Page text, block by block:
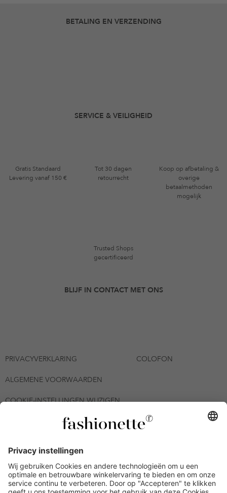
BETALING EN VERZENDING
SERVICE & VEILIGHEID
Gratis Standaard
Levering vanaf 150 €
Tot 30 dagen
retourrecht
Koop op afbetaling &
overige
betaalmethoden
mogelijk
Trusted Shops
gecertificeerd
BLIJF IN CONTACT MET ONS
PRIVACYVERKLARING COLOFON
ALGEMENE VOORWAARDEN
COOKIE-INSTELLINGEN WIJZIGEN
© 2026 - fashionette Plattform GmbH
*De kortingsbon is tot en met 12-08-2026 meerdere keren
inwisselbaar op alle artikelen op de pagina
fashionette.nl/selected-styles. De voorwaarden zoals vastgelegd in
artikel 9 van de algemene voorwaarden zijn van toepassing.